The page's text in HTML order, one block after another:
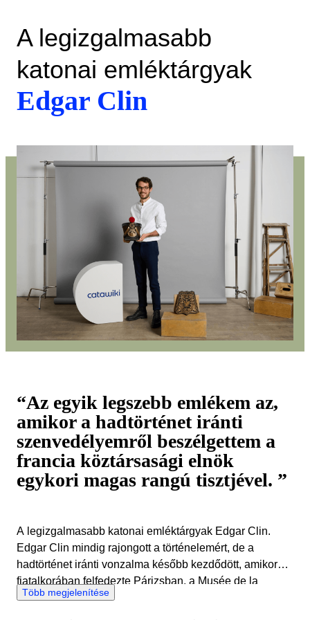
A legizgalmasabb
katonai emléktárgyak
Edgar Clin
“Az egyik legszebb emlékem az,
amikor a hadtörténet iránti
szenvedélyemről beszélgettem a
francia köztársasági elnök
egykori magas rangú tisztjével. ”
A legizgalmasabb katonai emléktárgyak Edgar Clin.
Edgar Clin mindig rajongott a történelemért, de a
hadtörténet iránti vonzalma később kezdődött, amikor
fiatalkorában felfedezte Párizsban, a Musée de la
Légion d'honneur gyűjteményét. Ez a rejtett múzeum
Több megjelenítése